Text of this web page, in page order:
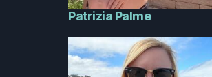
Patrizia Palme